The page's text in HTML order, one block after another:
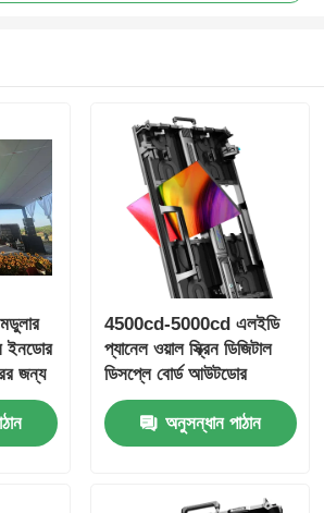
ইনডোর
জন্য
4500cd-5000cd এলইডি
প্যানেল ওয়াল স্ক্রিন ডিজিটাল
ডিসপ্লে বোর্ড আউটডোর
বিজ্ঞাপনের জন্য
অনুসন্ধান পাঠান